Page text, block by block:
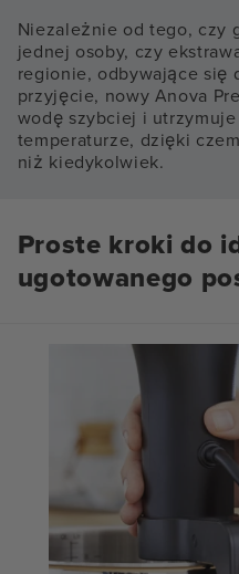
Niezależnie od tego, czy
jednej osoby, czy
regionie, odbywające się
przyjęcie, nowy Anova
wodę szybciej i
temperaturze, dzięki
niż kiedykolwiek.
Proste kroki do
ugotowanego